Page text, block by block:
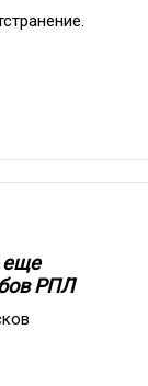
еще
РПЛ